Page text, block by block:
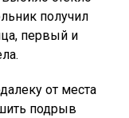
получил
первый и
от места
подрыв